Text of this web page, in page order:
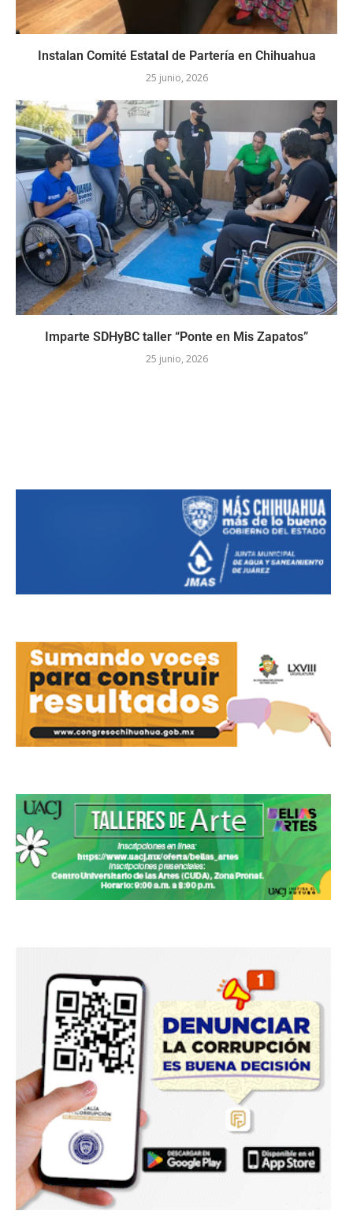
Instalan Comité Estatal de Partería en Chihuahua
25 junio, 2026
Imparte SDHyBC taller “Ponte en Mis Zapatos”
25 junio, 2026